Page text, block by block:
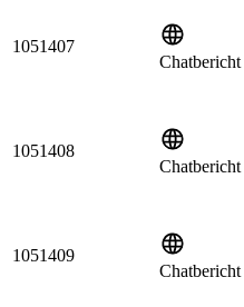
1051407
Chatbericht
1051408
Chatbericht
1051409
Chatbericht